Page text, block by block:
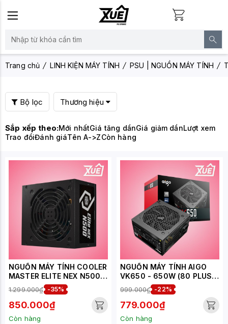
Trang chủ LINH KIỆN MÁY TÍNH PSU | NGUỒN MÁY TÍNH
Bộ lọc Thương hiệu
Sắp xếp theo:Mới nhấtGiá tăng dầnGiá giảm dầnLượt xem
Trao đổiĐánh giáTên A->ZCòn hàng
NGUỒN MÁY TÍNH COOLER
MASTER ELITE NEX N500
230V - 500W (APFC)
1.299.000₫ -35%
850.000₫
Còn hàng
NGUỒN MÁY TÍNH AIGO
VK650 - 650W (80 PLUS/
ACTIVE PFC/ SINGLE RAIL)
999.000₫ -22%
779.000₫
Còn hàng